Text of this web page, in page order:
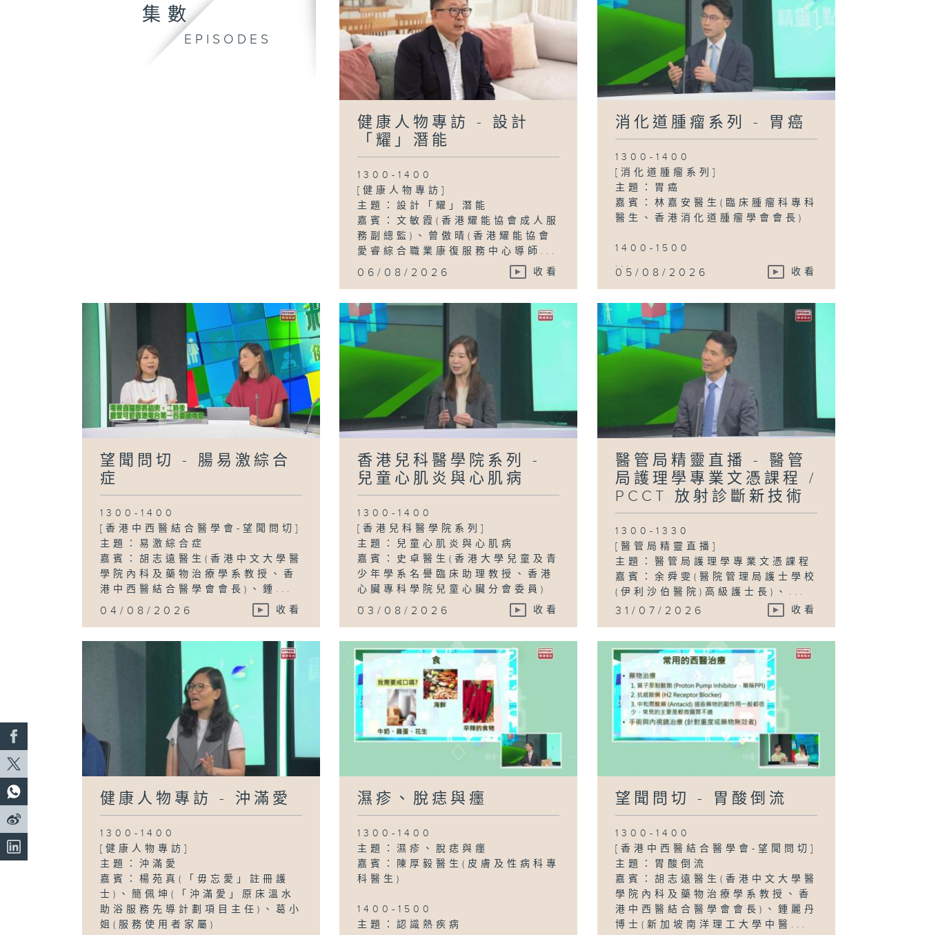
醫管局精靈直播 -
自然小伙伴 / 衝
集數
EPISODES
健康人物專訪 - 設計
「耀」潛能
1300-1400
[健康人物專訪]
主題：設計「耀」潛能
嘉賓：文敏霞(香港耀能協會成人服
務副總監)、曾傲晴(香港耀能協會
愛睿綜合職業康復服務中心導師...
06/08/2026 收看
消化道腫瘤系列 - 胃癌
1300-1400
[消化道腫瘤系列]
主題：胃癌
嘉賓：林嘉安醫生(臨床腫瘤科專科
醫生、香港消化道腫瘤學會會長)
1400-1500
...
05/08/2026 收看
望聞問切 - 腸易激綜合
症
1300-1400
[香港中西醫結合醫學會-望聞問切]
主題：易激綜合症
嘉賓：胡志遠醫生(香港中文大學醫
學院內科及藥物治療學系教授、香
港中西醫結合醫學會會長)、鍾...
04/08/2026 收看
香港兒科醫學院系列 -
兒童心肌炎與心肌病
1300-1400
[香港兒科醫學院系列]
主題：兒童心肌炎與心肌病
嘉賓：史卓醫生(香港大學兒童及青
少年學系名譽臨床助理教授、香港
心臟專科學院兒童心臟分會委員)
...
03/08/2026 收看
醫管局精靈直播 - 醫管
局護理學專業文憑課程 /
PCCT 放射診斷新技術
1300-1330
[醫管局精靈直播]
主題：醫管局護理學專業文憑課程
嘉賓：余舜雯(醫院管理局護士學校
(伊利沙伯醫院)高級護士長)、...
31/07/2026 收看
健康人物專訪 - 沖滿愛
1300-1400
[健康人物專訪]
主題：沖滿愛
嘉賓：楊苑真(「毋忘愛」註冊護
士)、簡佩坤(「沖滿愛」原床溫水
助浴服務先導計劃項目主任)、葛小
姐(服務使用者家屬)
濕疹、脫痣與癦
1300-1400
主題：濕疹、脫痣與癦
嘉賓：陳厚毅醫生(皮膚及性病科專
科醫生)
1400-1500
主題：認識熱疾病
望聞問切 - 胃酸倒流
1300-1400
[香港中西醫結合醫學會-望聞問切]
主題：胃酸倒流
嘉賓：胡志遠醫生(香港中文大學醫
學院內科及藥物治療學系教授、香
港中西醫結合醫學會會長)、鍾麗丹
博士(新加坡南洋理工大學中醫...